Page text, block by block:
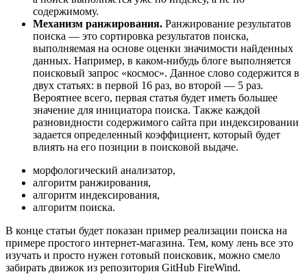
содержимому.
Механизм ранжирования. Ранжирование результатов
поиска — это сортировка результатов поиска,
выполняемая на основе оценки значимости найденных
данных. Например, в каком-нибудь блоге выполняется
поисковый запрос «космос». Данное слово содержится в
двух статьях: в первой 16 раз, во второй — 5 раз.
Вероятнее всего, первая статья будет иметь большее
значение для инициатора поиска. Также каждой
разновидности содержимого сайта при индексировании
задается определенный коэффициент, который будет
влиять на его позиции в поисковой выдаче.
морфологический анализатор,
алгоритм ранжирования,
алгоритм индексирования,
алгоритм поиска.
В конце статьи будет показан пример реализации поиска на
примере простого интернет-магазина. Тем, кому лень все это
изучать и просто нужен готовый поисковик, можно смело
забирать движок из репозитория GitHub FireWind.